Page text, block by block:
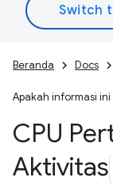
Beranda Docs
Apakah informasi
CPU
Aktivitas